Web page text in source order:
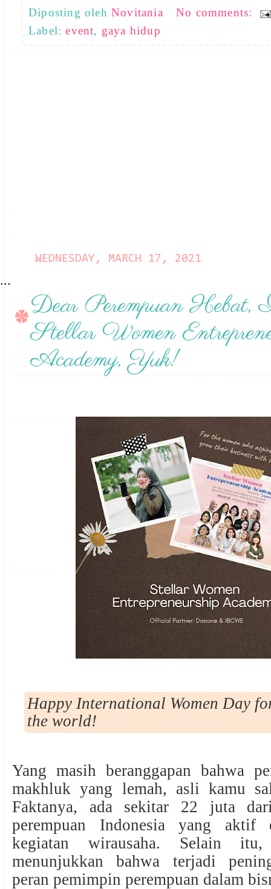
Diposting oleh Novitania
No comments:
Label:event, gaya hidup
WEDNESDAY, MARCH 17, 2021
...
Dear Perempuan Hebat,
Stellar Women
Academy, Yuk!
Happy International Women Day
the world!
Yang masih beranggapan bahwa
makhluk yang lemah, asli kamu
Faktanya, ada sekitar 22 juta
perempuan Indonesia yang aktif
kegiatan wirausaha. Selain
menunjukkan bahwa terjadi
peran pemimpin perempuan dalam